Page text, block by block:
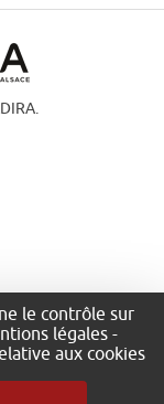
le contrôle sur
légales-
aux cookies